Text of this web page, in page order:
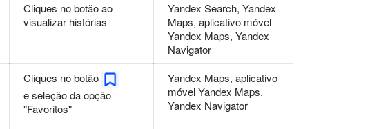
Cliques no botão ao
visualizar histórias
Yandex Search, Yandex
Maps, aplicativo móvel
Yandex Maps, Yandex
Navigator
Cliques no botão
e seleção da opção
"Favoritos"
Yandex Maps, aplicativo
móvel Yandex Maps,
Yandex Navigator